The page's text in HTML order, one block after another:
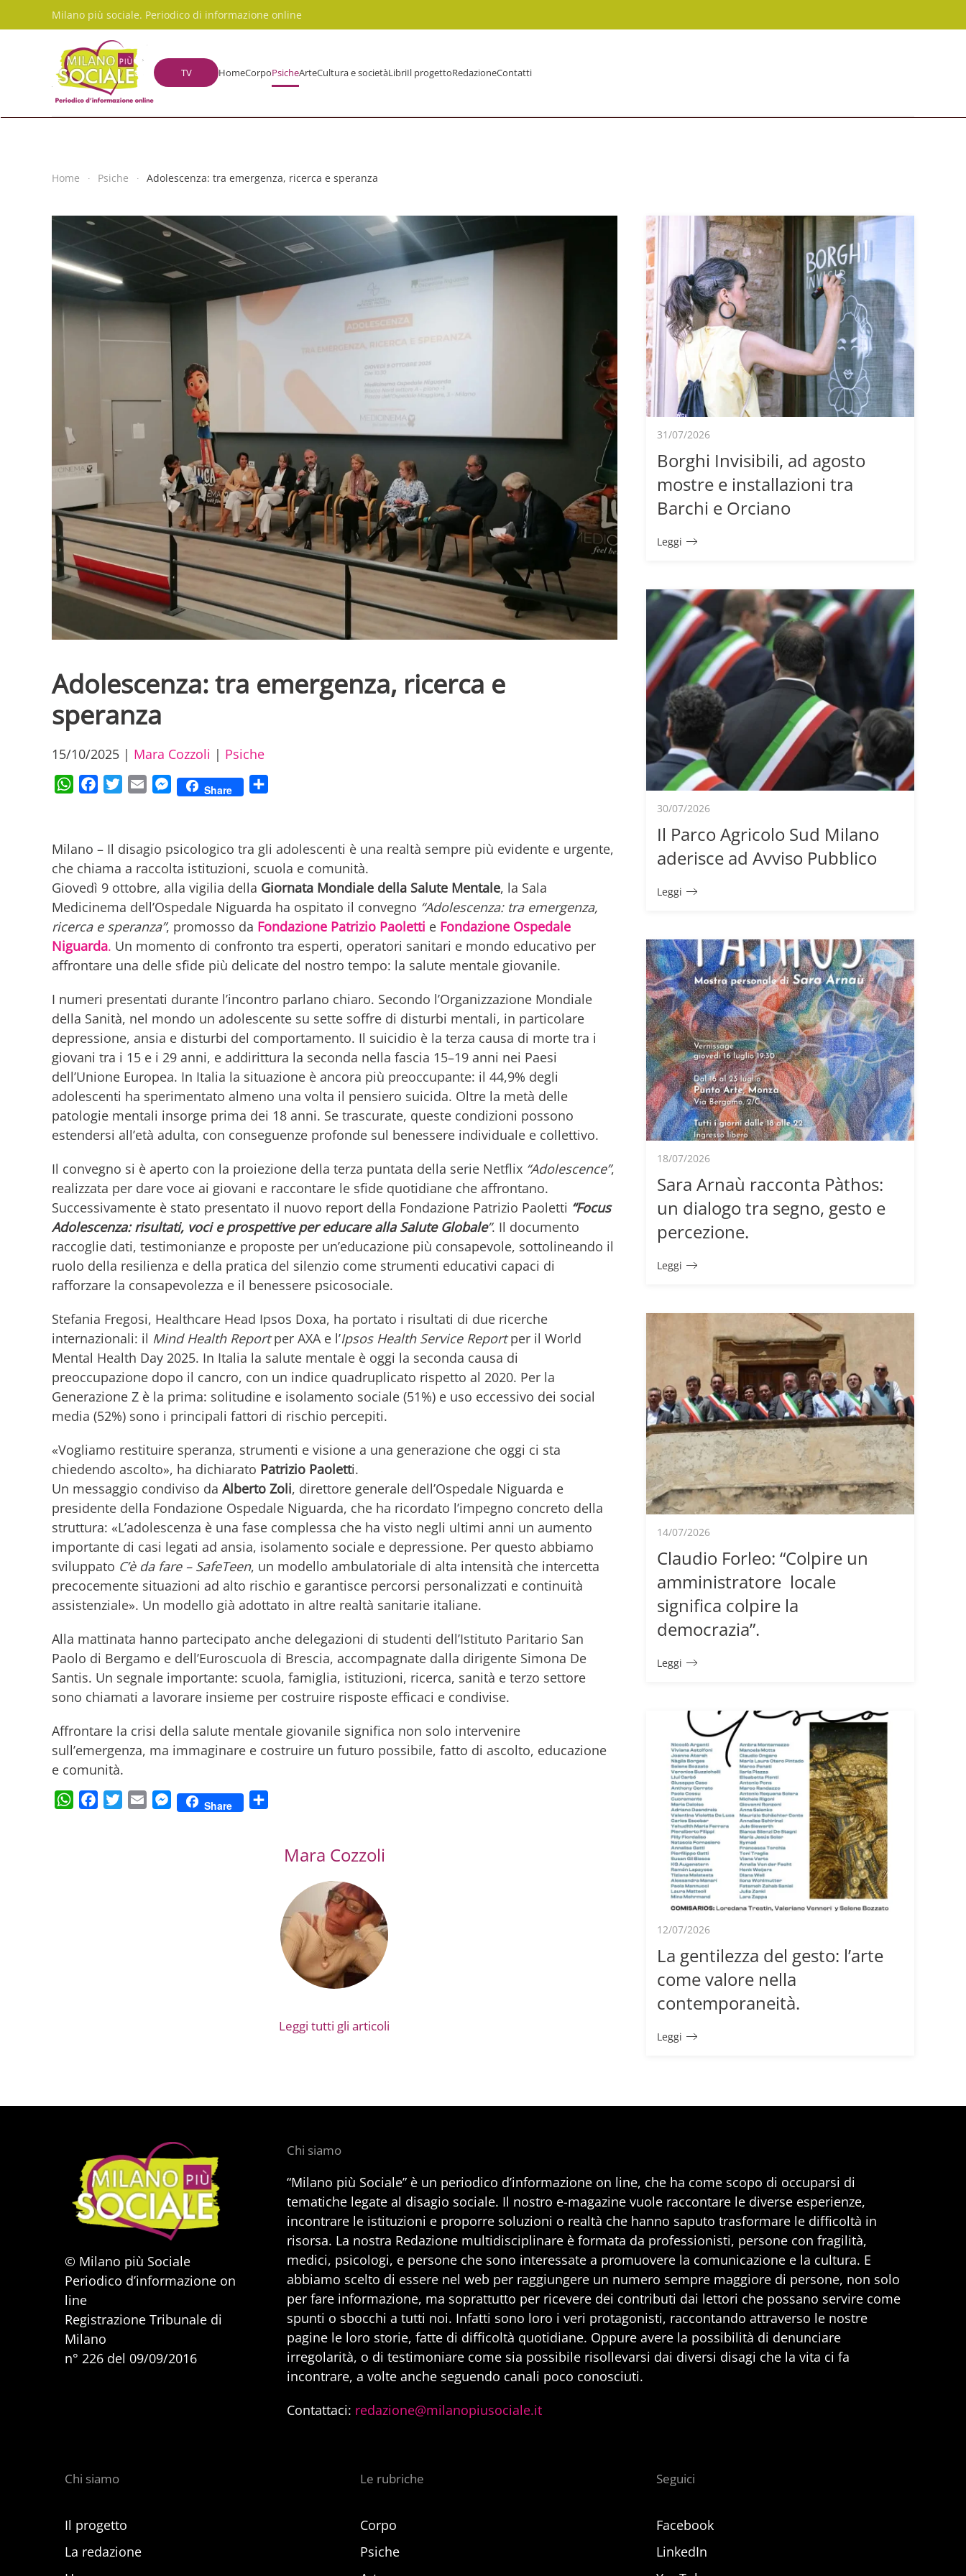
Skip to main content
Milano più sociale. Periodico di informazione online
TV HomeCorpoPsicheArteCultura e societàLibriIl progettoRedazioneContatti
Home Psiche Adolescenza: tra emergenza, ricerca e speranza
Adolescenza: tra emergenza, ricerca e
speranza
15/10/2025 | Mara Cozzoli | Psiche
WhatsAppFacebookTwitterEmail Messenger
Share
Milano – Il disagio psicologico tra gli adolescenti è una realtà sempre più evidente e urgente,
che chiama a raccolta istituzioni, scuola e comunità.
Giovedì 9 ottobre, alla vigilia della Giornata Mondiale della Salute Mentale, la Sala
Medicinema dell’Ospedale Niguarda ha ospitato il convegno “Adolescenza: tra emergenza,
ricerca e speranza”, promosso da Fondazione Patrizio Paoletti e Fondazione Ospedale
Niguarda. Un momento di confronto tra esperti, operatori sanitari e mondo educativo per
affrontare una delle sfide più delicate del nostro tempo: la salute mentale giovanile.
I numeri presentati durante l’incontro parlano chiaro. Secondo l’Organizzazione Mondiale
della Sanità, nel mondo un adolescente su sette soffre di disturbi mentali, in particolare
depressione, ansia e disturbi del comportamento. Il suicidio è la terza causa di morte tra i
giovani tra i 15 e i 29 anni, e addirittura la seconda nella fascia 15–19 anni nei Paesi
dell’Unione Europea. In Italia la situazione è ancora più preoccupante: il 44,9% degli
adolescenti ha sperimentato almeno una volta il pensiero suicida. Oltre la metà delle
patologie mentali insorge prima dei 18 anni. Se trascurate, queste condizioni possono
estendersi all’età adulta, con conseguenze profonde sul benessere individuale e collettivo.
Il convegno si è aperto con la proiezione della terza puntata della serie Netflix “Adolescence”,
realizzata per dare voce ai giovani e raccontare le sfide quotidiane che affrontano.
Successivamente è stato presentato il nuovo report della Fondazione Patrizio Paoletti “Focus
Adolescenza: risultati, voci e prospettive per educare alla Salute Globale”. Il documento
raccoglie dati, testimonianze e proposte per un’educazione più consapevole, sottolineando il
ruolo della resilienza e della pratica del silenzio come strumenti educativi capaci di
rafforzare la consapevolezza e il benessere psicosociale.
Stefania Fregosi, Healthcare Head Ipsos Doxa, ha portato i risultati di due ricerche
internazionali: il Mind Health Reportper AXA e l’Ipsos Health Service Reportper il World
Mental Health Day 2025. In Italia la salute mentale è oggi la seconda causa di
preoccupazione dopo il cancro, con un indice quadruplicato rispetto al 2020. Per la
Generazione Z è la prima: solitudine e isolamento sociale (51%) e uso eccessivo dei social
media (52%) sono i principali fattori di rischio percepiti.
«Vogliamo restituire speranza, strumenti e visione a una generazione che oggi ci sta
chiedendo ascolto», ha dichiarato Patrizio Paoletti.
Un messaggio condiviso da Alberto Zoli, direttore generale dell’Ospedale Niguarda e
presidente della Fondazione Ospedale Niguarda, che ha ricordato l’impegno concreto della
struttura: «L’adolescenza è una fase complessa che ha visto negli ultimi anni un aumento
importante di casi legati ad ansia, isolamento sociale e depressione. Per questo abbiamo
sviluppato C’è da fare – SafeTeen, un modello ambulatoriale di alta intensità che intercetta
precocemente situazioni ad alto rischio e garantisce percorsi personalizzati e continuità
assistenziale». Un modello già adottato in altre realtà sanitarie italiane.
Alla mattinata hanno partecipato anche delegazioni di studenti dell’Istituto Paritario San
Paolo di Bergamo e dell’Euroscuola di Brescia, accompagnate dalla dirigente Simona De
Santis. Un segnale importante: scuola, famiglia, istituzioni, ricerca, sanità e terzo settore
sono chiamati a lavorare insieme per costruire risposte efficaci e condivise.
Affrontare la crisi della salute mentale giovanile significa non solo intervenire
sull’emergenza, ma immaginare e costruire un futuro possibile, fatto di ascolto, educazione
e comunità.
WhatsAppFacebookTwitterEmail Messenger
Share
Mara Cozzoli
Leggi tutti gli articoli
31/07/2026
Borghi Invisibili, ad agosto
mostre e installazioni tra
Barchi e Orciano
Leggi
30/07/2026
Il Parco Agricolo Sud Milano
aderisce ad Avviso Pubblico
Leggi
18/07/2026
Sara Arnaù racconta Pàthos:
un dialogo tra segno, gesto e
percezione.
Leggi
14/07/2026
Claudio Forleo: “Colpire un
amministratore locale
significa colpire la
democrazia”.
Leggi
12/07/2026
La gentilezza del gesto: l’arte
come valore nella
contemporaneità.
Leggi
© Milano più Sociale
Periodico d’informazione on
line
Registrazione Tribunale di
Milano
n° 226 del 09/09/2016
Chi siamo
“Milano più Sociale” è un periodico d’informazione on line, che ha come scopo di occuparsi di
tematiche legate al disagio sociale. Il nostro e-magazine vuole raccontare le diverse esperienze,
incontrare le istituzioni e proporre soluzioni o realtà che hanno saputo trasformare le difficoltà in
risorsa. La nostra Redazione multidisciplinare è formata da professionisti, persone con fragilità,
medici, psicologi, e persone che sono interessate a promuovere la comunicazione e la cultura. E
abbiamo scelto di essere nel web per raggiungere un numero sempre maggiore di persone, non solo
per fare informazione, ma soprattutto per ricevere dei contributi dai lettori che possano servire come
spunti o sbocchi a tutti noi. Infatti sono loro i veri protagonisti, raccontando attraverso le nostre
pagine le loro storie, fatte di difficoltà quotidiane. Oppure avere la possibilità di denunciare
irregolarità, o di testimoniare come sia possibile risollevarsi dai diversi disagi che la vita ci fa
incontrare, a volte anche seguendo canali poco conosciuti.
Contattaci: redazione@milanopiusociale.it
Chi siamo
Il progetto
La redazione
Le rubriche
Corpo
Psiche
Seguici
Facebook
LinkedIn